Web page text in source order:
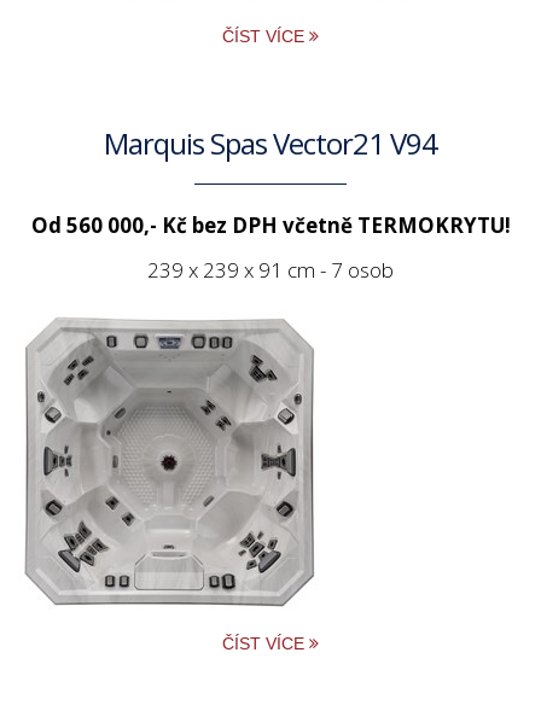
ČÍST VÍCE
Marquis Spas Vector21 V94
Od 560 000,- Kč bez DPH včetně TERMOKRYTU!
239 x 239 x 91 cm - 7 osob
ČÍST VÍCE